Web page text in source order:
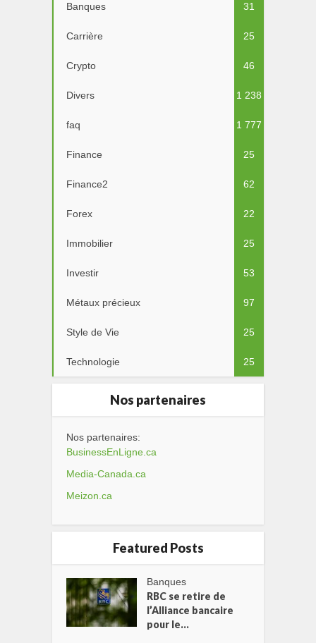
Banques 31
Carrière 25
Crypto 46
Divers 1 238
faq 1 777
Finance 25
Finance2 62
Forex 22
Immobilier 25
Investir 53
Métaux précieux 97
Style de Vie 25
Technologie 25
Nos partenaires
Nos partenaires:
BusinessEnLigne.ca
Media-Canada.ca
Meizon.ca
Featured Posts
Banques
RBC se retire de
l’Alliance bancaire
pour le...